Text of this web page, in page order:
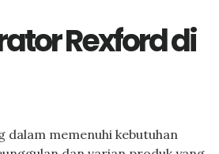
Rexford di
dalam memenuhi kebutuhan